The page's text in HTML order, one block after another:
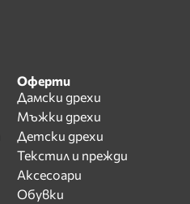
Оферти
Дамски дрехи
Мъжки дрехи
Детски дрехи
Текстил и прежди
Аксесоари
Обувки